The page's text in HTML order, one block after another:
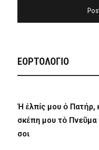
ΕΟΡΤΟΛΟΓΙΟ
Ἡ ἐλπίς μου ὁ Πατήρ,
σκέπη μου τὸ Πνεῦμα
σοι